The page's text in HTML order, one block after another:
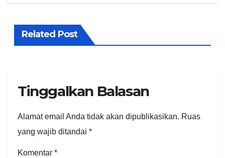
Related Post
Tinggalkan Balasan
Alamat email Anda tidak akan dipublikasikan. Ruas
yang wajib ditandai *
Komentar *